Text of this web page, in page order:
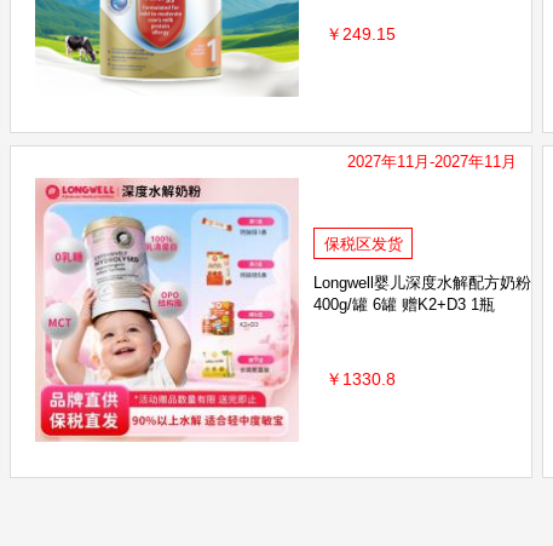
￥249.15
2027年11月-2027年11月
保税区发货
Longwell婴儿深度水解配方奶粉
400g/罐 6罐 赠K2+D3 1瓶
￥1330.8